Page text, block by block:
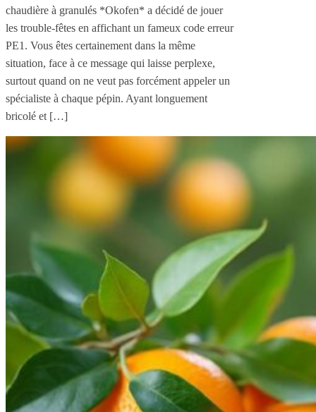
chaudière à granulés *Okofen* a décidé de jouer
les trouble-fêtes en affichant un fameux code erreur
PE1. Vous êtes certainement dans la même
situation, face à ce message qui laisse perplexe,
surtout quand on ne veut pas forcément appeler un
spécialiste à chaque pépin. Ayant longuement
bricolé et […]